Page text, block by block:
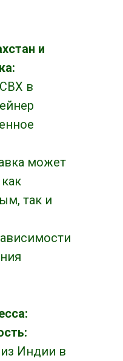
и
в
может
так и
из Индии в